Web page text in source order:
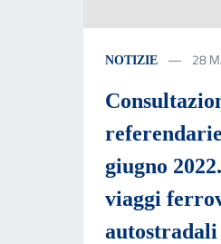
NOTIZIE 28
giugno
viaggi
autostradali